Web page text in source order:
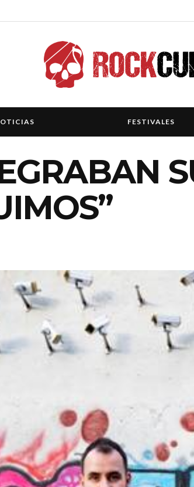
FESTIVALES